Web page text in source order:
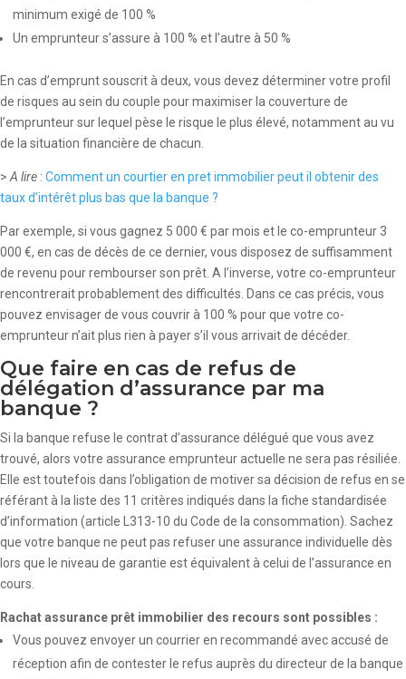
minimum exigé de 100 %
Un emprunteur s’assure à 100 % et l’autre à 50 %
En cas d’emprunt souscrit à deux, vous devez déterminer votre profil
de risques au sein du couple pour maximiser la couverture de
l’emprunteur sur lequel pèse le risque le plus élevé, notamment au vu
de la situation financière de chacun.
>A lire : Comment un courtier en pret immobilier peut il obtenir des
taux d’intérêt plus bas que la banque ?
Par exemple, si vous gagnez 5 000 € par mois et le co-emprunteur 3
000 €, en cas de décès de ce dernier, vous disposez de suffisamment
de revenu pour rembourser son prêt. A l’inverse, votre co-emprunteur
rencontrerait probablement des difficultés. Dans ce cas précis, vous
pouvez envisager de vous couvrir à 100 % pour que votre co-
emprunteur n’ait plus rien à payer s’il vous arrivait de décéder.
Que faire en cas de refus de
délégation d’assurance par ma
banque ?
Si la banque refuse le contrat d’assurance délégué que vous avez
trouvé, alors votre assurance emprunteur actuelle ne sera pas résiliée.
Elle est toutefois dans l’obligation de motiver sa décision de refus en se
référant à la liste des 11 critères indiqués dans la fiche standardisée
d’information (article L313-10 du Code de la consommation). Sachez
que votre banque ne peut pas refuser une assurance individuelle dès
lors que le niveau de garantie est équivalent à celui de l’assurance en
cours.
Rachat assurance prêt immobilier des recours sont possibles :
Vous pouvez envoyer un courrier en recommandé avec accusé de
réception afin de contester le refus auprès du directeur de la banque